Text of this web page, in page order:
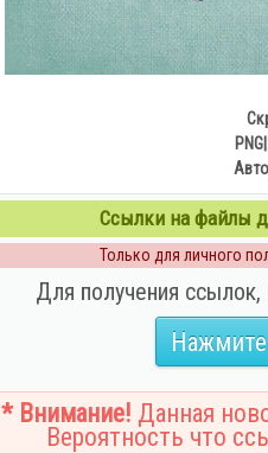
Ссылки на файлы
Только для личного
Для получения
* Внимание! Данная
Вероятность что